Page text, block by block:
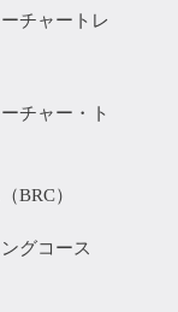
チャートレ
チャー・ト
BRC）
グコース